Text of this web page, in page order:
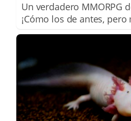
Un verdadero MMORPG
¡Cómo los de antes, pero